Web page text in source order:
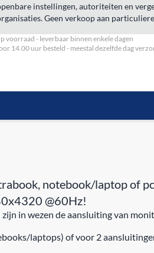
instellingen, autoriteiten en
Geen verkoop aan
voorraad - leverbaar binnen enkele dagen
14.00 uur besteld - meestal dezelfde dag
notebook/laptop of
@60Hz!
in wezen de aansluiting van
laptops) of voor 2